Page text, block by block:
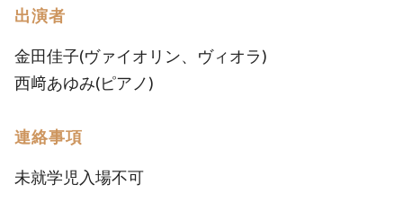
出演者
金田佳子(ヴァイオリン、ヴィオラ)
西﨑あゆみ(ピアノ)
連絡事項
未就学児入場不可